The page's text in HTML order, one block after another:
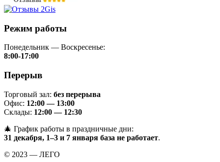
Режим работы
Понедельник — Воскресенье:
8:00-17:00
Перерыв
Торговый зал: без перерыва
Офис: 12:00 — 13:00
Склады: 12:00 — 12:30
🎄 График работы в праздничные дни:
31 декабря, 1–3 и 7 января база не работает.
© 2023 — ЛЕГО